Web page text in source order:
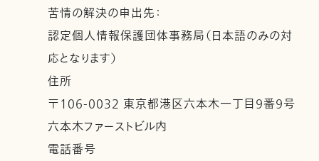
苦情の解決の申出先：
認定個人情報保護団体事務局（日本語のみの対
応となります）
住所
〒106-0032 東京都港区六本木一丁目９番９号
六本木ファーストビル内
電話番号